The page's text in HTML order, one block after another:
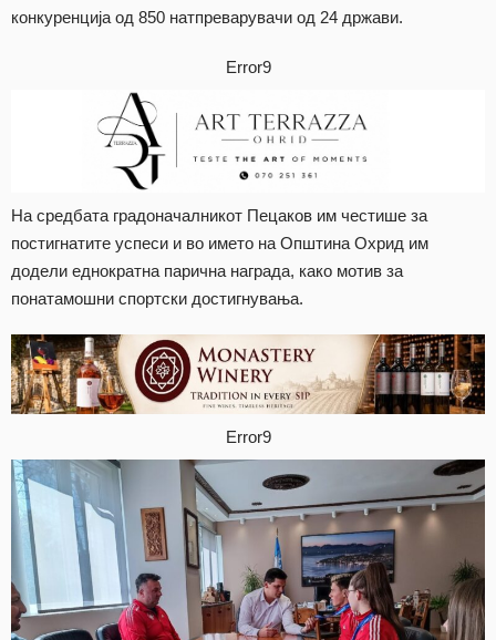
конкуренција од 850 натпреварувачи од 24 држави.
Error9
На средбата градоначалникот Пецаков им честише за
постигнатите успеси и во името на Општина Охрид им
додели еднократна парична награда, како мотив за
понатамошни спортски достигнувања.
Error9